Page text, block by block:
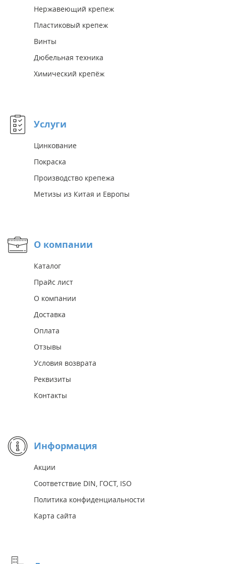
Нержавеющий крепеж
Пластиковый крепеж
Винты
Дюбельная техника
Химический крепёж
Услуги
Цинкование
Покраска
Производство крепежа
Метизы из Китая и Европы
О компании
Каталог
Прайс лист
О компании
Доставка
Оплата
Отзывы
Условия возврата
Реквизиты
Контакты
Информация
Акции
Соответствие DIN, ГОСТ, ISO
Политика конфиденциальности
Карта сайта